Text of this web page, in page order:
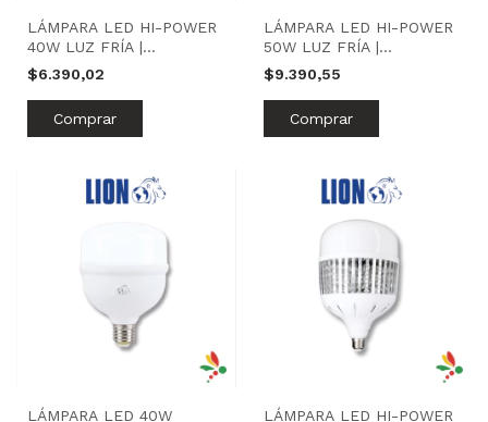
LÁMPARA LED HI-POWER
40W LUZ FRÍA |
MACROLED
$6.390,02
LÁMPARA LED HI-POWER
50W LUZ FRÍA |
MACROLED
$9.390,55
LÁMPARA LED 40W LÁMPARA LED HI-POWER